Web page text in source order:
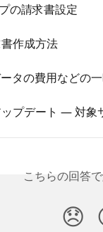
の請求書設定
作成方法
タの費用などの
プデート — 対象
こちらの回答
😞